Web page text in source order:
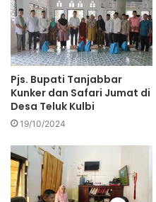
Pjs. Bupati Tanjabbar
Kunker dan Safari Jumat di
Desa Teluk Kulbi
19/10/2024